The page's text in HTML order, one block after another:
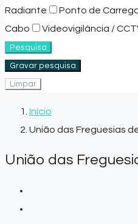
Radiante
Ponto de
Cabo
Videovigilância /
Pesquisa
Gravar pesquisa
Limpar
Início
União das Freguesias
União das